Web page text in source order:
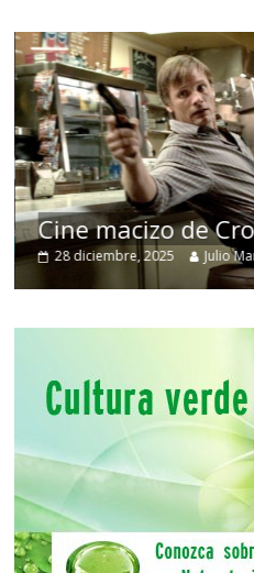
Cine macizo de
28 diciembre, 2025 Julio